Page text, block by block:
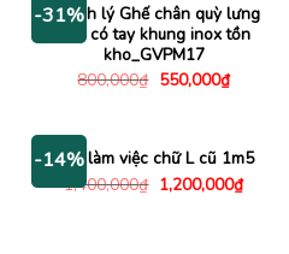
-31%
Thanh lý Ghế chân quỳ lưng
lưới có tay khung inox tồn
kho_GVPM17
800,000₫ Giá
550,000₫Giá
hiện
-14%
Bàn làm việc chữ L cũ 1m5
1,400,000₫ Giá
gốc
1,200,000₫Giá
hiện